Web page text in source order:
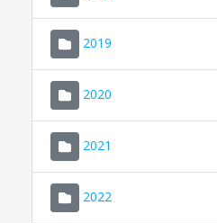
2019
2020
2021
2022